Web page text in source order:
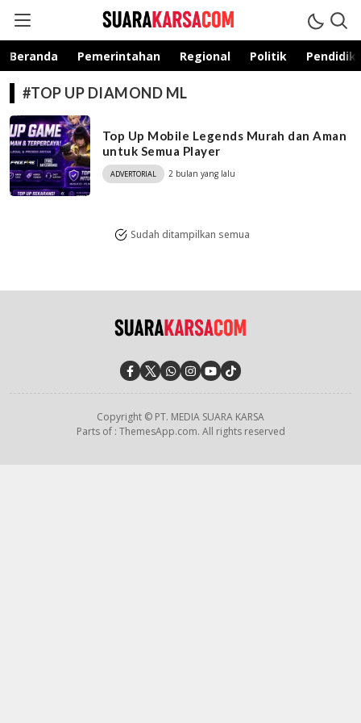
suarakarsa.com
Informasi terpercaya
Beranda Pemerintahan Regional Politik
#TOP UP DIAMOND ML
Top Up Mobile Legends Murah dan Aman
untuk Semua Player
ADVERTORIAL 2 bulan yang lalu
Sudah ditampilkan semua
Copyright © PT. MEDIA SUARA KARSA
Parts of : ThemesApp.com. All rights reserved